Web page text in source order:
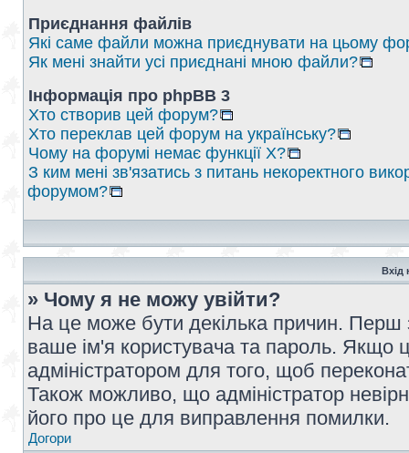
Приєднання файлів
Які саме файли можна приєднувати на цьому
Як мені знайти усі приєднані мною файли?
Інформація про phpBB 3
Хто створив цей форум?
Хто переклав цей форум на українську?
Чому на форумі немає функції X?
З ким мені зв'язатись з питань некоректного
форумом?
Вхід
» Чому я не можу увійти?
На це може бути декілька причин. Перш
ваше ім'я користувача та пароль. Якщо
адміністратором для того, щоб
Також можливо, що адміністратор
його про це для виправлення помилки.
Догори